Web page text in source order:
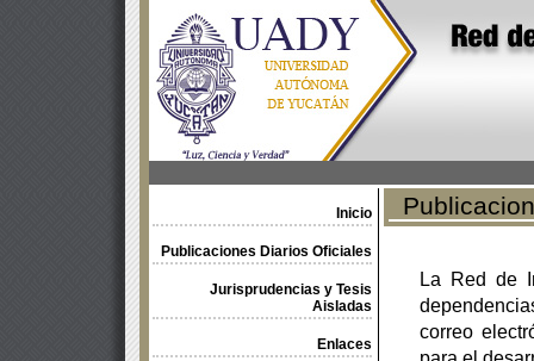
Inicio
Publicaciones Diarios Oficiales
Jurisprudencias y Tesis
Aisladas
Enlaces
La Red de
correo